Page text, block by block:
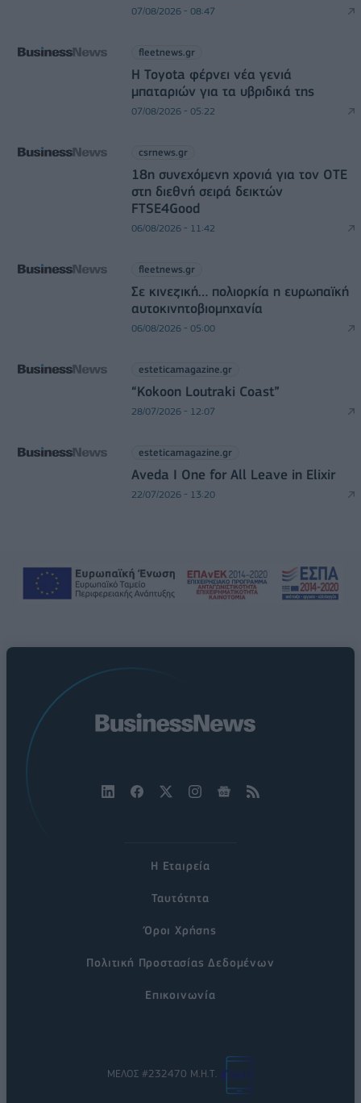
07/08/2026 - 08:47
fleetnews.gr
Η Toyota φέρνει νέα γενιά
μπαταριών για τα υβριδικά της
07/08/2026 - 05:22
csrnews.gr
18η συνεχόμενη χρονιά για τον ΟΤΕ
στη διεθνή σειρά δεικτών
FTSE4Good
06/08/2026 - 11:42
fleetnews.gr
Σε κινεζική… πολιορκία η ευρωπαϊκή
αυτοκινητοβιομηχανία
06/08/2026 - 05:00
esteticamagazine.gr
“Kokoon Loutraki Coast”
28/07/2026 - 12:07
esteticamagazine.gr
Aveda I One for All Leave in Elixir
22/07/2026 - 13:20
Η Εταιρεία
Ταυτότητα
Όροι Χρήσης
Πολιτική Προστασίας Δεδομένων
Επικοινωνία
ΜΕΛΟΣ #232470 Μ.Η.Τ.